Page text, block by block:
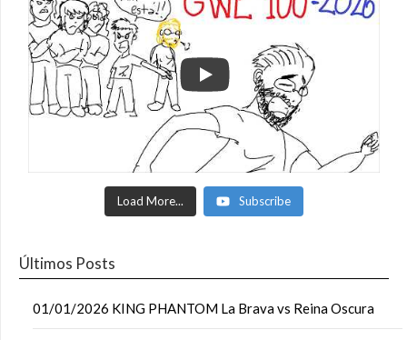
Load More... Subscribe
Últimos Posts
01/01/2026 KING PHANTOM La Brava vs Reina Oscura